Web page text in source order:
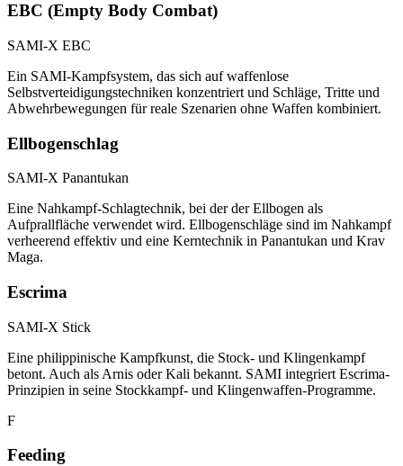
EBC (Empty Body Combat)
SAMI-X EBC
Ein SAMI-Kampfsystem, das sich auf waffenlose
Selbstverteidigungstechniken konzentriert und Schläge, Tritte und
Abwehrbewegungen für reale Szenarien ohne Waffen kombiniert.
Ellbogenschlag
SAMI-X Panantukan
Eine Nahkampf-Schlagtechnik, bei der der Ellbogen als
Aufprallfläche verwendet wird. Ellbogenschläge sind im Nahkampf
verheerend effektiv und eine Kerntechnik in Panantukan und Krav
Maga.
Escrima
SAMI-X Stick
Eine philippinische Kampfkunst, die Stock- und Klingenkampf
betont. Auch als Arnis oder Kali bekannt. SAMI integriert Escrima-
Prinzipien in seine Stockkampf- und Klingenwaffen-Programme.
F
Feeding